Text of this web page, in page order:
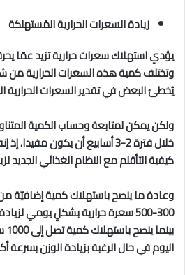
زيادة السعرات الحرارية المُستهلكة
يؤدي استهلاك سعرات حرارية تزيد عمّا
وتختلف كمية هذه السعرات الحرارية من
يُخطئ البعض في تقدير السعرات الحرارية
ولكن يمكن لمتابعة وحساب الكمية
خلال فترة 2-3 أسابيع أن يكون
كيفية التأقلم مع النظام الغذائي الجديد
وعادة ما ينصح باستهلاك كمية إضافيّة من
300-500 سعرة حرارية بشكلٍ يومي
اليوم في حال الرغبة بزيادة الوزن بسرعة